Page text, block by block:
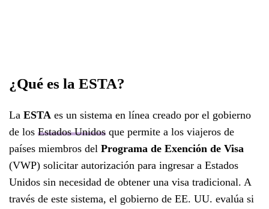
¿Qué es la ESTA?
La ESTA es un sistema en línea creado por el gobierno
de los Estados Unidos que permite a los viajeros de
países miembros del Programa de Exención de Visa
(VWP) solicitar autorización para ingresar a Estados
Unidos sin necesidad de obtener una visa tradicional. A
través de este sistema, el gobierno de EE. UU. evalúa si